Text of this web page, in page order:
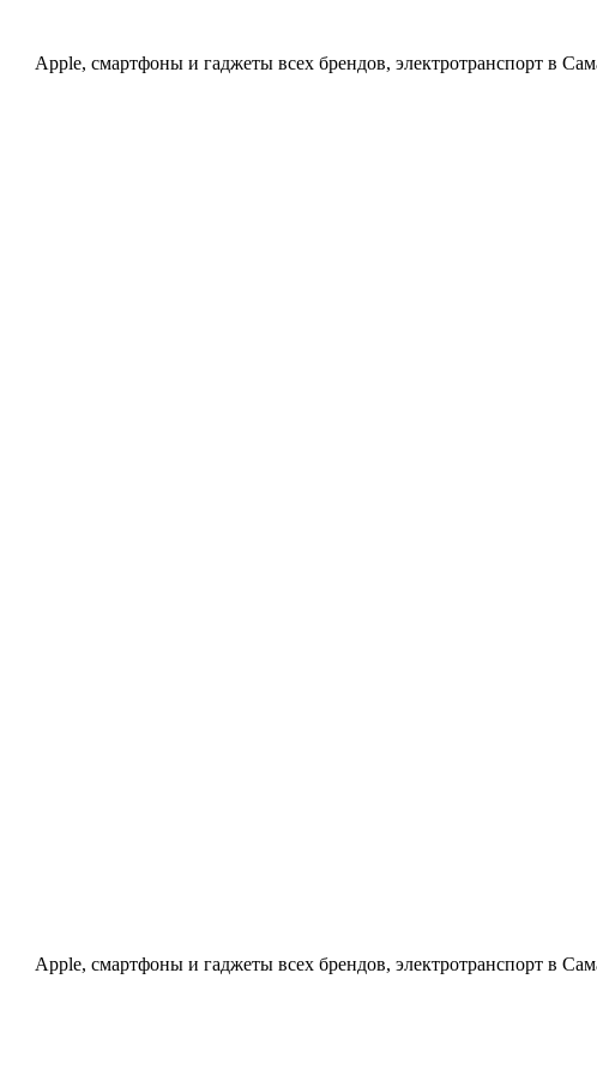
Apple, cмартфоны и гаджеты всех брендов, электротранспорт в
Apple, cмартфоны и гаджеты всех брендов, электротранспорт в